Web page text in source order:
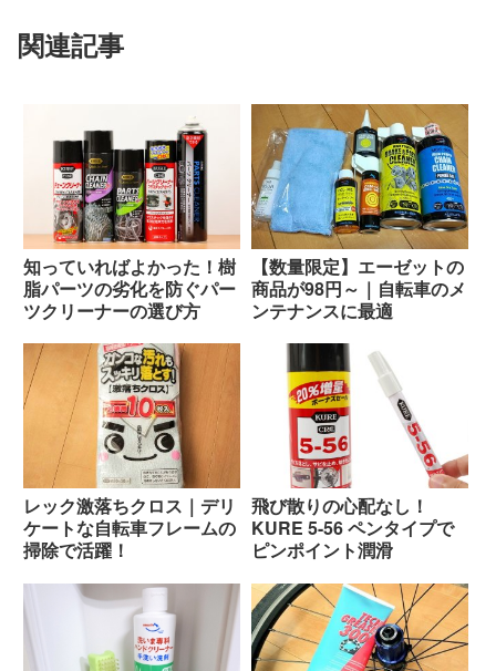
関連記事
知っていればよかった！樹
脂パーツの劣化を防ぐパー
ツクリーナーの選び方
【数量限定】エーゼットの
商品が98円～｜自転車のメ
ンテナンスに最適
レック激落ちクロス｜デリ
ケートな自転車フレームの
掃除で活躍！
飛び散りの心配なし！
KURE 5-56 ペンタイプで
ピンポイント潤滑